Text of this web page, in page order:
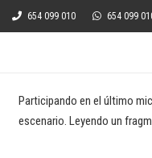
654 099 010 654 099
Participando en el último
escenario. Leyendo un